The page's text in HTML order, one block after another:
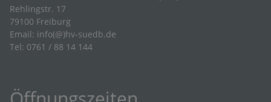
Rehlingstr. 17
79100 Freiburg
Email: info(@)hv-suedb.de
Tel: 0761 / 88 14 144